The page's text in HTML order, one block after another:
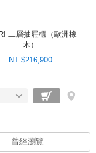
二層抽屜櫃（歐洲橡
木）
NT $216,900
曾經瀏覽